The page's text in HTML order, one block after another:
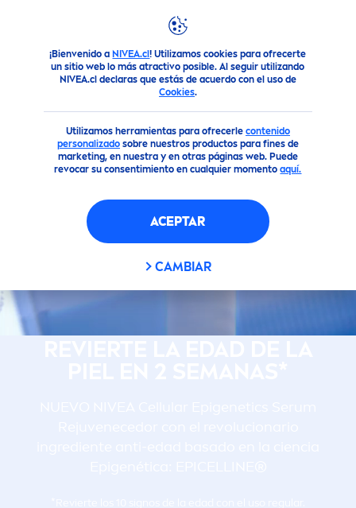
¡Bienvenido a NIVEA.cl! Utilizamos cookies para ofrecerte
un sitio web lo más atractivo posible. Al seguir utilizando
NIVEA.cl declaras que estás de acuerdo con el uso de
Cookies.
Utilizamos herramientas para ofrecerle contenido
personalizadosobre nuestros productos para fines de
marketing, en nuestra y en otras páginas web. Puede
revocar su consentimiento en cualquier momentoaquí.
ACEPTAR
CAMBIAR